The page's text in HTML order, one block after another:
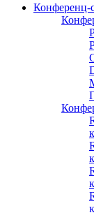
Конференц-